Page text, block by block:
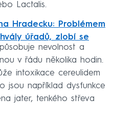
Lactalis.
Hradecku: Problémem
úřadů, zlobí se
nevolnost a
v řádu několika hodin.
intoxikace cereulidem
jsou například dysfunkce
jater, tenkého střeva